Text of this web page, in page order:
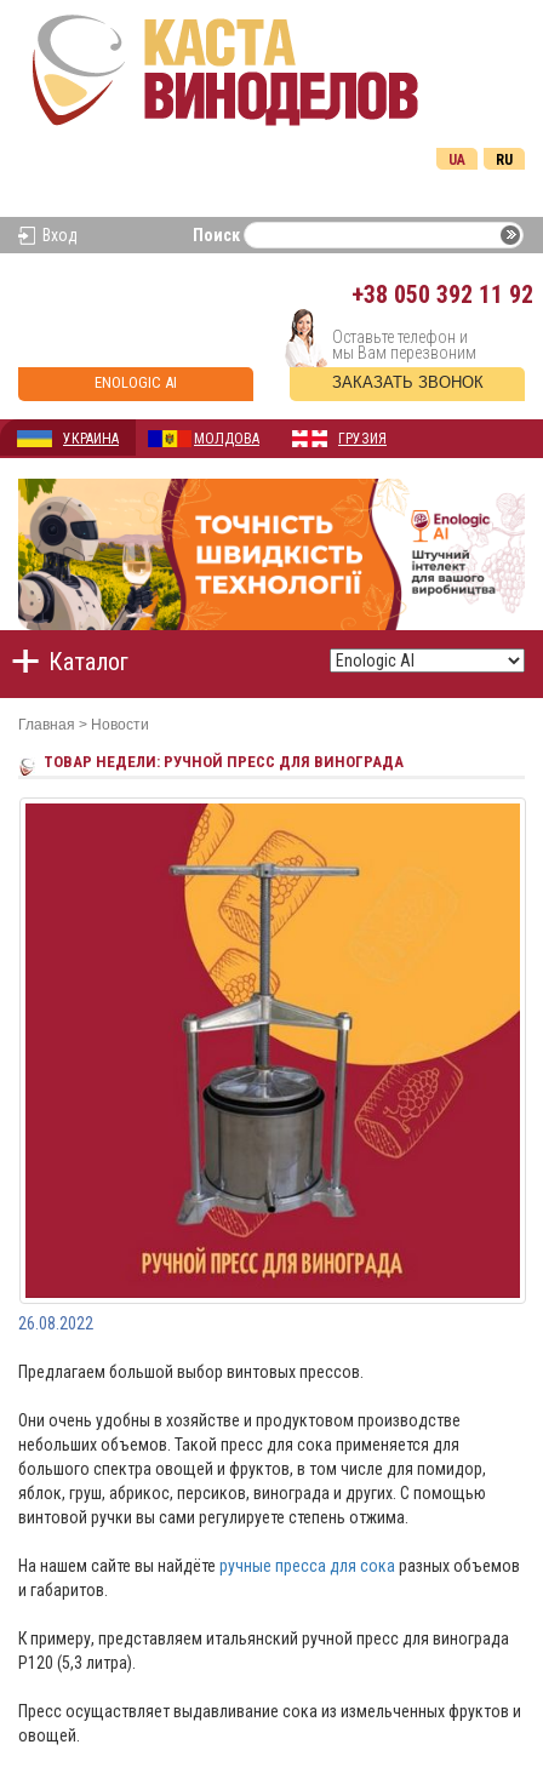
RU
UA
Вход Поиск
+38 050 392 11 92
ENOLOGIC AI
Оставьте телефон и
мы Вам перезвоним
ЗАКАЗАТЬ ЗВОНОК
УКРАИНА МОЛДОВА ГРУЗИЯ
Каталог
Главная > Новости
ТОВАР НЕДЕЛИ: РУЧНОЙ ПРЕСС ДЛЯ ВИНОГРАДА
26.08.2022
Предлагаем большой выбор винтовых прессов.
Они очень удобны в хозяйстве и продуктовом производстве
небольших объемов. Такой пресс для сока применяется для
большого спектра овощей и фруктов, в том числе для помидор,
яблок, груш, абрикос, персиков, винограда и других. С помощью
винтовой ручки вы сами регулируете степень отжима.
На нашем сайте вы найдёте ручные пресса для сокаразных объемов
и габаритов.
К примеру, представляем итальянский ручной пресс для винограда
Р120 (5,3 литра).
Пресс осущаствляет выдавливание сока из измельченных фруктов и
овощей.